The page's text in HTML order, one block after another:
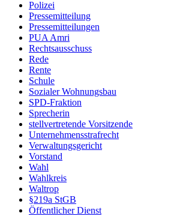
Polizei
Pressemitteilung
Pressemitteilungen
PUA Amri
Rechtsausschuss
Rede
Rente
Schule
Sozialer Wohnungsbau
SPD-Fraktion
Sprecherin
stellvertretende Vorsitzende
Unternehmensstrafrecht
Verwaltungsgericht
Vorstand
Wahl
Wahlkreis
Waltrop
§219a StGB
Öffentlicher Dienst